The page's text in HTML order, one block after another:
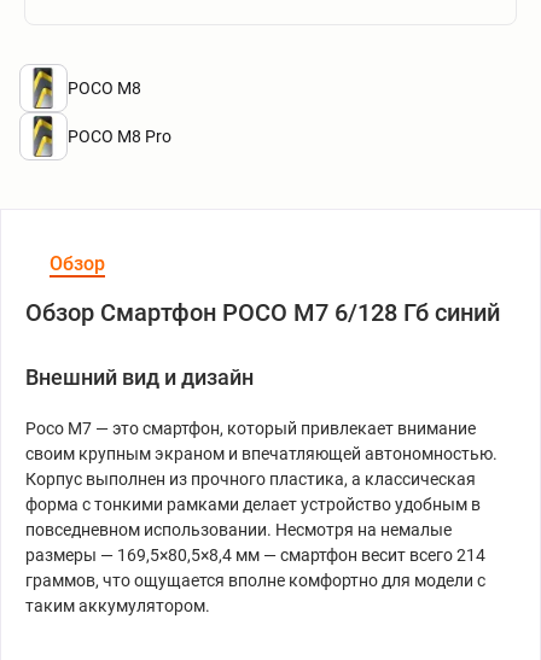
POCO M8
POCO M8 Pro
Обзор
Обзор Смартфон POCO M7 6/128 Гб синий
Внешний вид и дизайн
Poco M7 — это смартфон, который привлекает внимание
своим крупным экраном и впечатляющей автономностью.
Корпус выполнен из прочного пластика, а классическая
форма с тонкими рамками делает устройство удобным в
повседневном использовании. Несмотря на немалые
размеры — 169,5×80,5×8,4 мм — смартфон весит всего 214
граммов, что ощущается вполне комфортно для модели с
таким аккумулятором.